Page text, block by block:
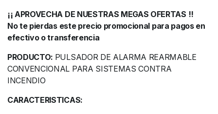
¡¡ APROVECHA DE NUESTRAS MEGAS OFERTAS !!
No te pierdas este precio promocional para pagos en
efectivo o transferencia
PRODUCTO: PULSADOR DE ALARMA REARMABLE
CONVENCIONAL PARA SISTEMAS CONTRA
INCENDIO
CARACTERISTICAS: